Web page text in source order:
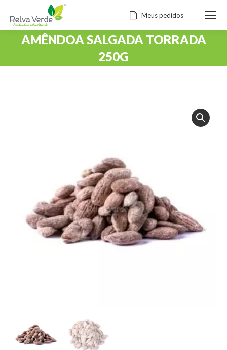
Meus pedidos
AMÊNDOA SALGADA TORRADA
250G